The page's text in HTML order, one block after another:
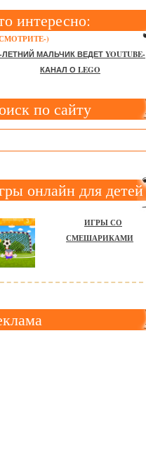
интересно:
)
ЛЕТНИЙ МАЛЬЧИК ВЕДЕТ YOUTUBE-
КАНАЛ О LEGO
по сайту
онлайн для детей
ИГРЫ СО
СМЕШАРИКАМИ